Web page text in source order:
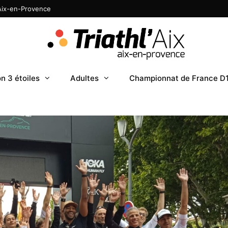
en-Provence
3 étoiles Adultes Championnat de France